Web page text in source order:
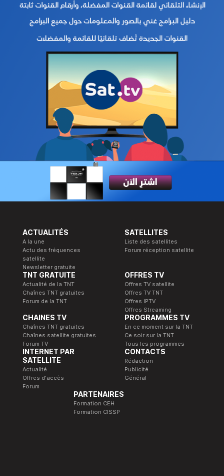
ACTUALITÉS
A la une
Actu des fréquences
satellite
Newsletter gratuite
SATELLITES
Liste des satellites
Forum réception satellite
TNT GRATUITE
Actualité de la TNT
Chaînes TNT gratuites
Forum de la TNT
OFFRES TV
Offres TV satellite
Offres TV TNT
Offres IPTV
Offres Streaming
CHAINES TV
Chaînes TNT gratuites
Chaînes satellite gratuites
Forum TV
PROGRAMMES TV
En ce moment sur la TNT
Ce soir sur la TNT
Tous les programmes
INTERNET PAR
SATELLITE
Actualité
Offres d'accès
Forum
CONTACTS
Rédaction
Publicité
Général
PARTENAIRES
Formation CEH
Formation CISSP